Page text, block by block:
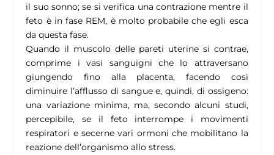
il suo sonno; se si verifica una contrazione mentre il
feto è in fase REM, è molto probabile che egli esca
da questa fase.
Quando il muscolo delle pareti uterine si contrae,
comprime i vasi sanguigni che lo attraversano
giungendo fino alla placenta, facendo così
diminuire l’afflusso di sangue e, quindi, di ossigeno:
una variazione minima, ma, secondo alcuni studi,
percepibile, se il feto interrompe i movimenti
respiratori e secerne vari ormoni che mobilitano la
reazione dell’organismo allo stress.